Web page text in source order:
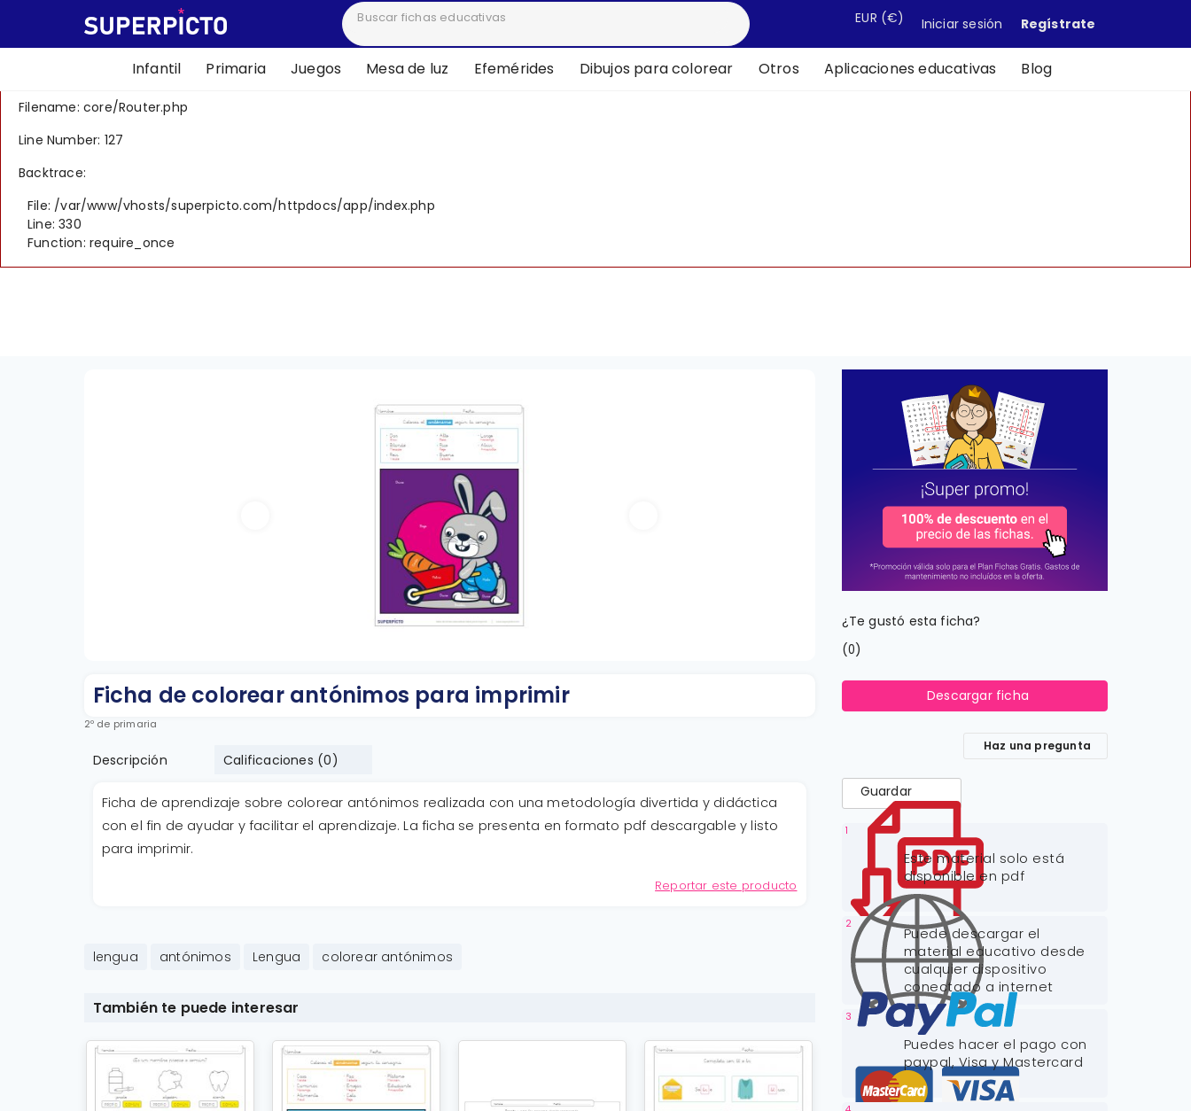
A PHP Error was encountered
Message: Creation of dynamic property CI_Router::$uri is deprecated
Filename: core/Router.php
Line Number: 127
Backtrace:
File: /var/www/vhosts/superpicto.com/httpdocs/app/index.php
Line: 330
Function: require_once
EUR (€) Iniciar sesión Regístrate
Infantil Primaria Juegos Mesa de luz Efemérides Dibujos para colorear Otros Aplicaciones educativas Blog
Ficha de colorear antónimos para imprimir
2º de primaria
Descripción Calificaciones (0)
Ficha de aprendizaje sobre colorear antónimos realizada con una metodología divertida y didáctica
con el fin de ayudar y facilitar el aprendizaje. La ficha se presenta en formato pdf descargable y listo
para imprimir.
Reportar este producto
lengua antónimos Lengua colorear antónimos
También te puede interesar
¿Te gustó esta ficha?
(0)
Descargar ficha
Haz una pregunta
Guardar
1
Este material solo está
disponible en pdf
2
Puede descargar el
material educativo desde
cualquier dispositivo
conectado a internet
3
Puedes hacer el pago con
paypal, Visa y Mastercard